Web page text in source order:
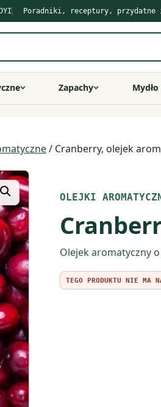
Poradniki, receptury, przydatne
Zapachy
/ Cranberry, olejek
OLEJKI
Olejek aromatyczny
TEGO PRODUKTU NIE